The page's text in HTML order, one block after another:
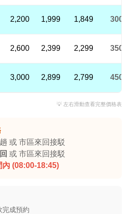
2,200 1,999 1,849 300
2,600 2,399 2,299 350
3,000 2,899 2,799 450
💡 左右滑動查看完整價格表
或 市區來回接駁
或 市區來回接駁
(08:00-18:45)
完成預約